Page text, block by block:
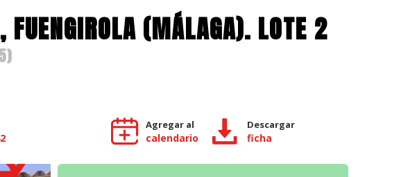
FUENGIROLA (MÁLAGA). LOTE 2
)
Agregar al
calendario
Descargar
ficha